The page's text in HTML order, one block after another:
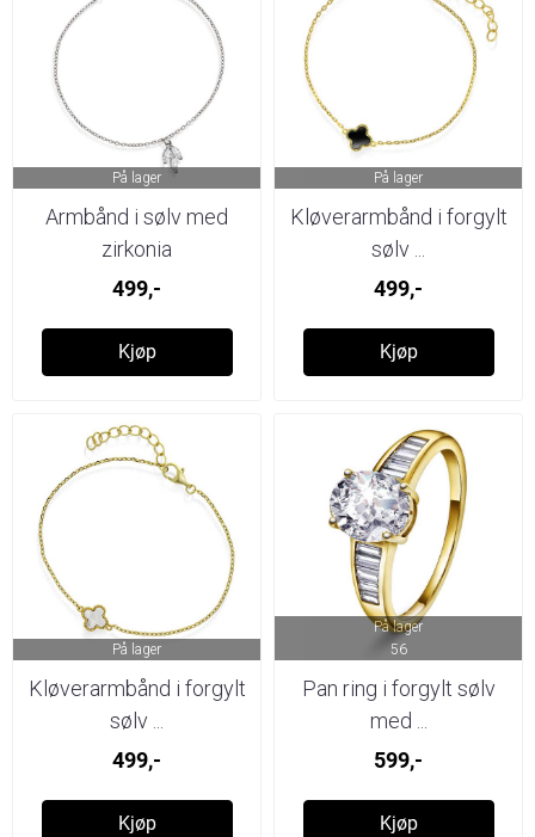
På lager
Armbånd i sølv med
zirkonia
499,-
Kjøp
På lager
Kløverarmbånd i forgylt
sølv ...
499,-
Kjøp
På lager
Kløverarmbånd i forgylt
sølv ...
499,-
Kjøp
På lager
56
Pan ring i forgylt sølv
med ...
599,-
Kjøp